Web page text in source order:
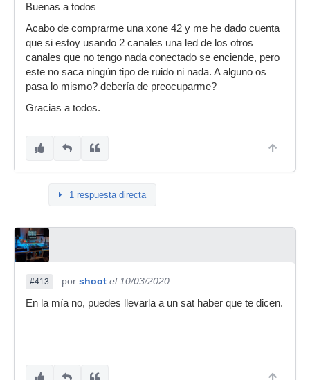
Buenas a todos
Acabo de comprarme una xone 42 y me he dado cuenta
que si estoy usando 2 canales una led de los otros
canales que no tengo nada conectado se enciende, pero
este no saca ningún tipo de ruido ni nada. A alguno os
pasa lo mismo? debería de preocuparme?
Gracias a todos.
1 respuesta directa
#413 por shoot el 10/03/2020
En la mía no, puedes llevarla a un sat haber que te dicen.